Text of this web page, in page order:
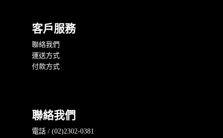
客戶服務
聯絡我們
運送方式
付款方式
聯絡我們
電話 / (02)2302-0381